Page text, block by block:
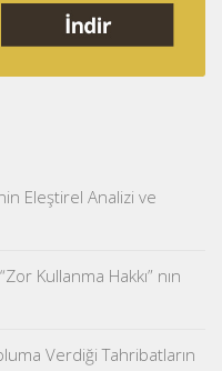
Eleştirel Analizi ve
Kullanma Hakkı” nın
Verdiği Tahribatların